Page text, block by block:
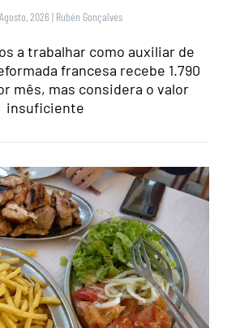
2026 | Rubén Gonçalves
a trabalhar como auxiliar de
francesa recebe 1.790
mês, mas considera o valor
insuficiente